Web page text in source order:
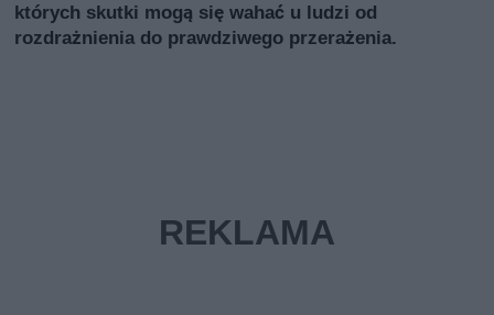
których skutki mogą się wahać u ludzi od
rozdrażnienia do prawdziwego przerażenia.